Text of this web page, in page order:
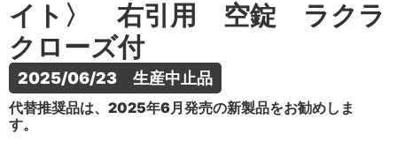
イト〉 右引用 空錠 ラクラ
クローズ付
2025/06/23　生産中止品
代替推奨品は、2025年6月発売の新製品をお勧めしま
す。